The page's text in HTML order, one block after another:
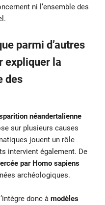
ni l’ensemble des
parmi d’autres
expliquer la
des
néandertalienne
sur plusieurs causes
jouent un rôle
intervient également. De
par Homo sapiens
archéologiques.
donc à modèles